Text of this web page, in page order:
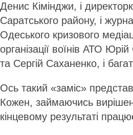
Денис Кімінджи, і
Саратського району, і
Одеського кризового
організації воїнів АТО
та Сергій Саханенко, і
Ось такий «заміс»
Кожен, займаючись
кінцевому результаті